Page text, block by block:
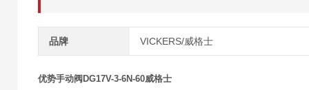
品牌 VICKERS/威格士
优势手动阀DG17V-3-6N-60威格士